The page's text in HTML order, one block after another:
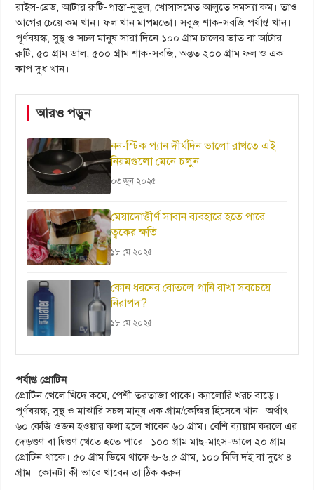
রাইস-ব্রেড, আটার রুটি-পাস্তা-নুডুল, খোসাসমেত আলুতে সমস্যা কম। তাও
আগের চেয়ে কম খান। ফল খান মাপমতো। সবুজ শাক-সবজি পর্যাপ্ত খান।
পূর্ণবয়স্ক, সুস্থ ও সচল মানুষ সারা দিনে ১০০ গ্রাম চালের ভাত বা আটার
রুটি, ৫০ গ্রাম ডাল, ৫০০ গ্রাম শাক-সবজি, অন্তত ২০০ গ্রাম ফল ও এক
কাপ দুধ খান।
আরও পড়ুন
নন-স্টিক প্যান দীর্ঘদিন ভালো রাখতে এই
নিয়মগুলো মেনে চলুন
০৩ জুন ২০২৫
মেয়াদোত্তীর্ণ সাবান ব্যবহারে হতে পারে
ত্বকের ক্ষতি
১৮ মে ২০২৫
কোন ধরনের বোতলে পানি রাখা সবচেয়ে
নিরাপদ?
১৮ মে ২০২৫
পর্যাপ্ত প্রোটিন
প্রোটিন খেলে খিদে কমে, পেশী তরতাজা থাকে। ক্যালোরি খরচ বাড়ে।
পূর্ণবয়স্ক, সুস্থ ও মাঝারি সচল মানুষ এক গ্রাম/কেজির হিসেবে খান। অর্থাৎ
৬০ কেজি ওজন হওয়ার কথা হলে খাবেন ৬০ গ্রাম। বেশি ব্যায়াম করলে এর
দেড়গুণ বা দ্বিগুণ খেতে হতে পারে। ১০০ গ্রাম মাছ-মাংস-ডালে ২০ গ্রাম
প্রোটিন থাকে। ৫০ গ্রাম ডিমে থাকে ৬-৬.৫ গ্রাম, ১০০ মিলি দই বা দুধে ৪
গ্রাম। কোনটা কী ভাবে খাবেন তা ঠিক করুন।